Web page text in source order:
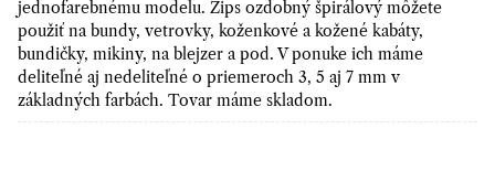
jednofarebnému modelu. Zips ozdobný špirálový môžete
použiť na bundy, vetrovky, koženkové a kožené kabáty,
bundičky, mikiny, na blejzer a pod. V ponuke ich máme
deliteľné aj nedeliteľné o priemeroch 3, 5 aj 7 mm v
základných farbách. Tovar máme skladom.